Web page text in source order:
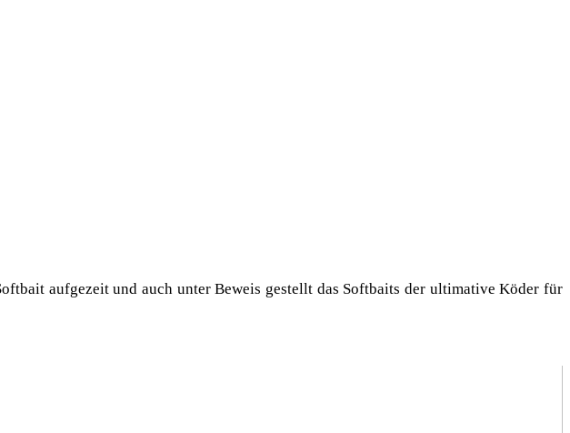
auf­ge­zeit und auch unter Beweis gestellt das Soft­baits der ulti­ma­ti­ve Köder für